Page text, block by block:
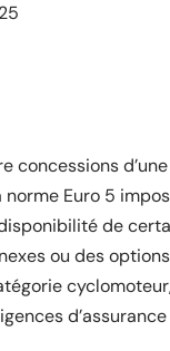
concessions d’une
Euro 5
de
ou des options
d’assurance